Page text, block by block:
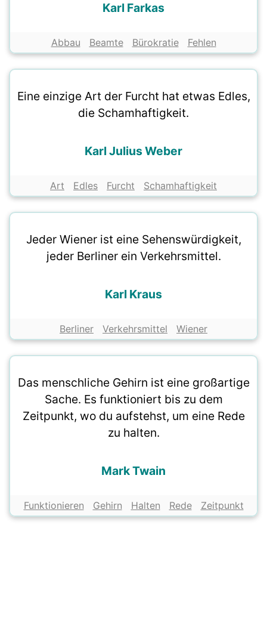
Karl Farkas
Abbau Beamte Bürokratie Fehlen
Eine einzige Art der Furcht hat etwas Edles,
die Schamhaftigkeit.
Karl Julius Weber
Art Edles Furcht Schamhaftigkeit
Jeder Wiener ist eine Sehenswürdigkeit,
jeder Berliner ein Verkehrsmittel.
Karl Kraus
Berliner Verkehrsmittel Wiener
Das menschliche Gehirn ist eine großartige
Sache. Es funktioniert bis zu dem
Zeitpunkt, wo du aufstehst, um eine Rede
zu halten.
Mark Twain
Funktionieren Gehirn Halten Rede Zeitpunkt